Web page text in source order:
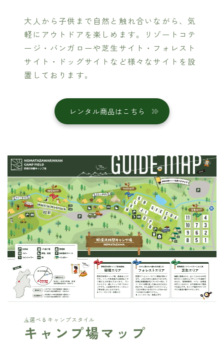
大人から子供まで自然と触れ合いながら、気
軽にアウトドアを楽しめます。リゾートコテ
ージ・バンガローや芝生サイト・フォレスト
サイト・ドッグサイトなど様々なサイトを設
置しております。
レンタル商品はこちら
選べるキャンプスタイル
キャンプ場マップ